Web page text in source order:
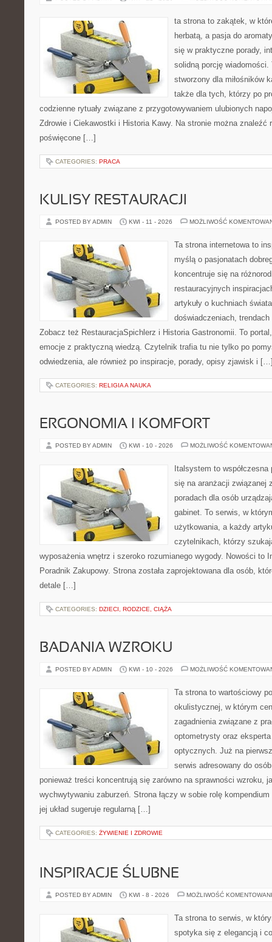
ta strona to zakątek, w
herbatą, a pasja do
się w praktyczne porady,
solidną porcję wiadomości.
stworzony dla miłośników
także dla tych, którzy po
codzienne rytuały związane z przygotowywaniem ulubionych
Zdrowie i Ciekawostki i Historia Kawy. Na stronie można znaleźć
poświęcone […]
CATEGORIES: PRACA
KULISY RESTAURACJI
POSTED BY ADMIN KWI - 11 - 2026 MOŻLIWOŚĆ
Ta strona internetowa to
myślą o pasjonatach
koncentruje się na
restauracyjnych
artykuły o kuchniach
doświadczeniach,
Zobacz też RestauracjaSpichlerz i Historia Gastronomii. To
emocje z praktyczną wiedzą. Czytelnik trafia tu nie tylko po
odwiedzenia, ale również po inspiracje, porady, opisy zjawisk i
CATEGORIES: RELIGIA A NAUKA
ERGONOMIA I KOMFORT
POSTED BY ADMIN KWI - 10 - 2026 MOŻLIWOŚĆ
Italsystem to
się na aranżacji związanej
poradach dla osób
gabinet. To serwis, w
użytkowania, a każdy
czytelnikach, którzy
wyposażenia wnętrz i szeroko rozumianego wygody. Nowości to
Poradnik Zakupowy. Strona została zaprojektowana dla osób,
detale […]
CATEGORIES: DZIECI, RODZICE, CIĄŻA
BADANIA WZROKU
POSTED BY ADMIN KWI - 10 - 2026 MOŻLIWOŚĆ
Ta strona to wartościowy
okulistycznej, w którym
zagadnienia związane z
optometrysty oraz
optycznych. Już na
serwis adresowany do
ponieważ treści koncentrują się zarówno na sprawności wzroku,
wychwytywaniu zaburzeń. Strona łączy w sobie rolę
jej układ sugeruje regularną […]
CATEGORIES: ŻYWIENIE I ZDROWIE
INSPIRACJE ŚLUBNE
POSTED BY ADMIN KWI - 8 - 2026 MOŻLIWOŚĆ
Ta strona to serwis, w
spotyka się z elegancją i